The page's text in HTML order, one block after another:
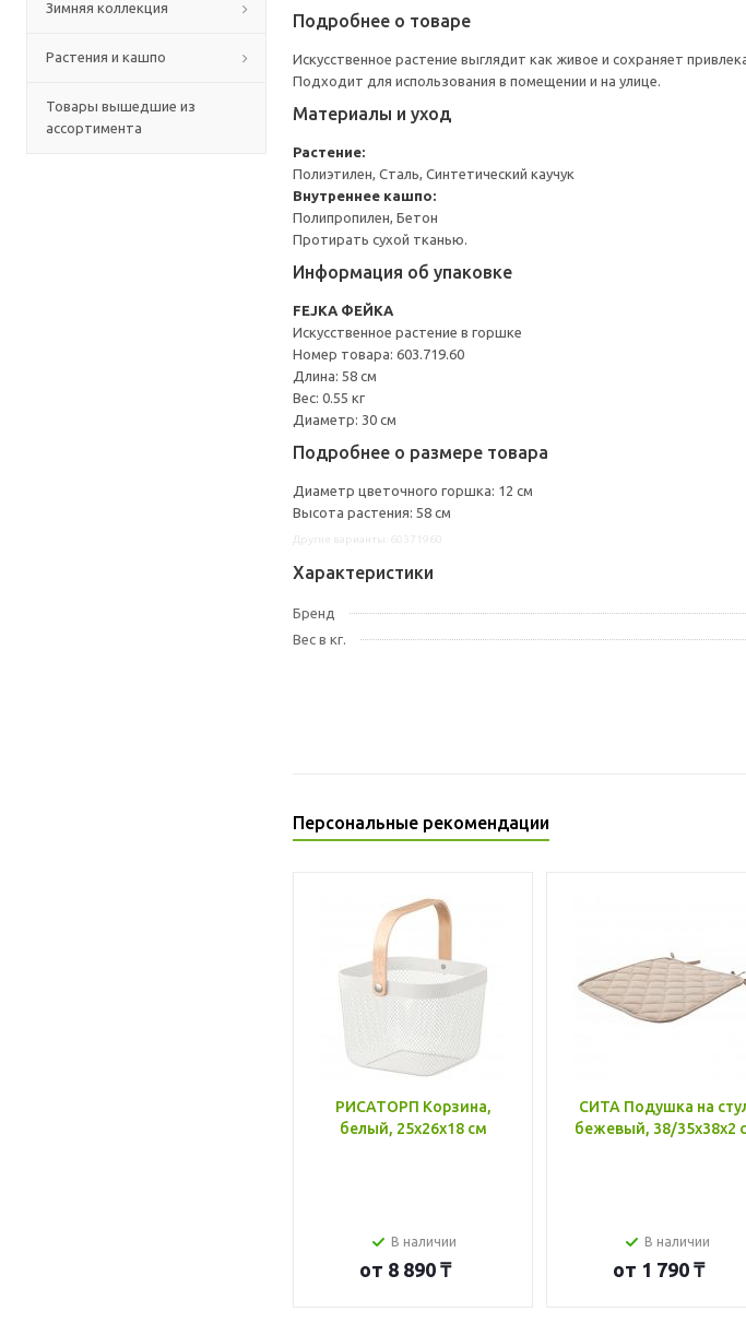
Зимняя коллекция
Растения и кашпо
Товары вышедшие из
ассортимента
Подробнее о товаре
Искусственное растение выглядит как живое и сохраняет
Подходит для использования в помещении и на улице.
Материалы и уход
Растение:
Полиэтилен, Сталь, Синтетический каучук
Внутреннее кашпо:
Полипропилен, Бетон
Протирать сухой тканью.
Информация об упаковке
FEJKA ФЕЙКА
Искусственное растение в горшке
Номер товара: 603.719.60
Длина: 58 см
Вес: 0.55 кг
Диаметр: 30 см
Подробнее о размере товара
Диаметр цветочного горшка: 12 см
Высота растения: 58 см
Характеристики
Бренд
Вес в кг.
Персональные рекомендации
РИСАТОРП Корзина,
белый, 25x26x18 см
В наличии
от 8 890 ₸
СИТА Подушка на
бежевый, 38/35x38x2
В наличии
от 1 790 ₸